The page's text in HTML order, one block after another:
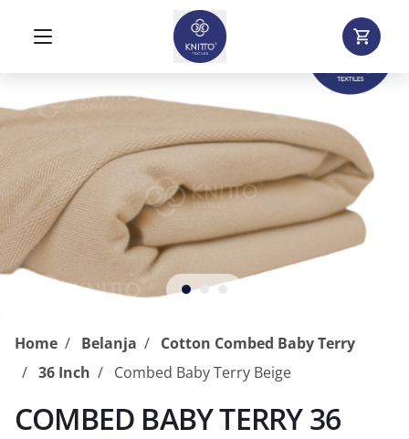
Home Belanja
Cotton Combed Baby Terry
36 Inch
Combed Baby Terry Beige
COMBED BABY TERRY 36